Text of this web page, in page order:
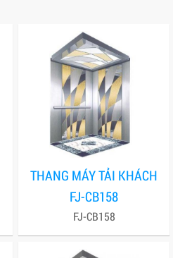
THANG MÁY TẢI KHÁCH
FJ-CB158
FJ-CB158